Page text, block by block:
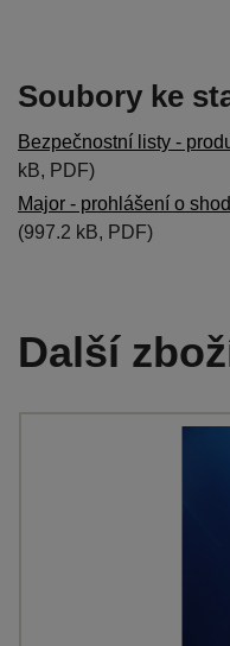
Soubory ke
Bezpečnostní listy -
kB, PDF)
Major - prohlášení o
(997.2 kB, PDF)
Další